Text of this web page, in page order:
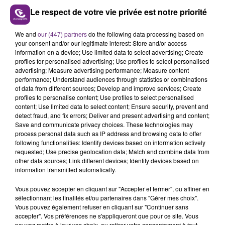
FIL D'ACTUS
SI TOUT LE MONDE FAIT ÇA, MOI L'ANNÉE
PROCHAINE JE VENDANGE EN...
La vendange en Champagne a débuté ce jeudi 6
août dans la commune de Montgueux (Aube). Du
jamais vu !
Le respect de votre vie privée est notre priorité
We and our (447) partnersdo the following data processing based on
your consent and/or our legitimate interest: Store and/or access
information on a device; Use limited data to select advertising; Create
profiles for personalised advertising; Use profiles to select personalised
advertising; Measure advertising performance; Measure content
performance; Understand audiences through statistics or combinations
of data from different sources; Develop and improve services; Create
profiles to personalise content; Use profiles to select personalised
content; Use limited data to select content; Ensure security, prevent and
detect fraud, and fix errors; Deliver and present advertising and content;
Save and communicate privacy choices. These technologies may
process personal data such as IP address and browsing data to offer
following functionalities: Identify devices based on information actively
requested; Use precise geolocation data; Match and combine data from
other data sources; Link different devices; Identify devices based on
information transmitted automatically.
Vous pouvez accepter en cliquant sur "Accepter et fermer", ou affiner en
sélectionnant les finalités et/ou partenaires dans "Gérer mes choix".
Vous pouvez également refuser en cliquant sur "Continuer sans
accepter". Vos préférences ne s'appliqueront que pour ce site. Vous